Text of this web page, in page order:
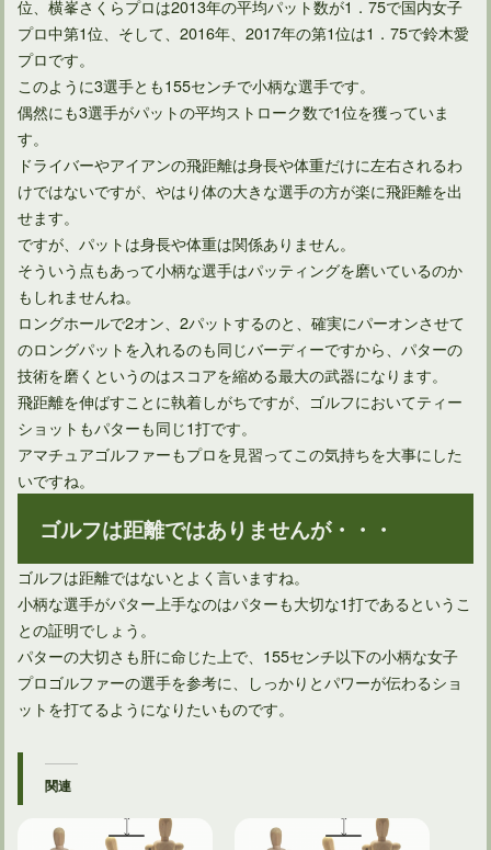
位、横峯さくらプロは2013年の平均パット数が1．75で国内女子
プロ中第1位、そして、2016年、2017年の第1位は1．75で鈴木愛
プロです。
このように3選手とも155センチで小柄な選手です。
偶然にも3選手がパットの平均ストローク数で1位を獲っていま
す。
ドライバーやアイアンの飛距離は身長や体重だけに左右されるわ
けではないですが、やはり体の大きな選手の方が楽に飛距離を出
せます。
ですが、パットは身長や体重は関係ありません。
そういう点もあって小柄な選手はパッティングを磨いているのか
もしれませんね。
ロングホールで2オン、2パットするのと、確実にパーオンさせて
のロングパットを入れるのも同じバーディーですから、パターの
技術を磨くというのはスコアを縮める最大の武器になります。
飛距離を伸ばすことに執着しがちですが、ゴルフにおいてティー
ショットもパターも同じ1打です。
アマチュアゴルファーもプロを見習ってこの気持ちを大事にした
いですね。
ゴルフは距離ではありませんが・・・
ゴルフは距離ではないとよく言いますね。
小柄な選手がパター上手なのはパターも大切な1打であるというこ
との証明でしょう。
パターの大切さも肝に命じた上で、155センチ以下の小柄な女子
プロゴルファーの選手を参考に、しっかりとパワーが伝わるショ
ットを打てるようになりたいものです。
関連